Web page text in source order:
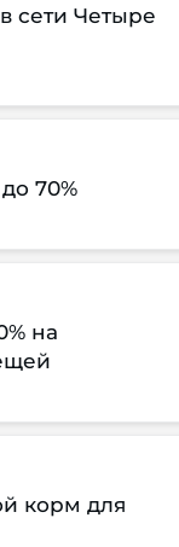
сети Четыре
70%
на
корм для